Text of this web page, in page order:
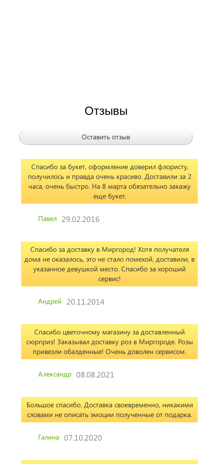
Отзывы
Оставить отзыв
Спасибо за букет, оформление доверил флористу,
получилось и правда очень красиво. Доставили за 2
часа, очень быстро. На 8 марта обязательно закажу
еще букет.
Павел 29.02.2016
Спасибо за доставку в Миргород! Хотя получателя
дома не оказалось, это не стало помехой, доставили, в
указанное девушкой место. Спасибо за хороший
сервис!
Андрей 20.11.2014
Спасибо цветочному магазину за доставленный
сюрприз! Заказывал доставку роз в Миргороде. Розы
привезли обалденные! Очень доволен сервисом.
Александр 08.08.2021
Большое спасибо. Доставка своевременно, никакими
словами не описать эмоции полученные от подарка.
Галина 07.10.2020